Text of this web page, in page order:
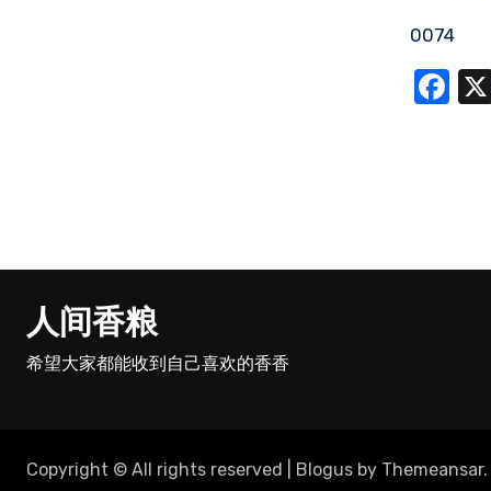
0074
人间香粮
希望大家都能收到自己喜欢的香香
Copyright © All rights reserved Blogus by Themeansar.